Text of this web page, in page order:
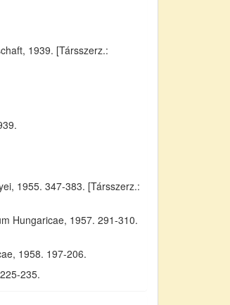
1939. [Társszerz.:
1955. 347-383. [Társszerz.:
Hungaricae, 1957. 291-310.
1958. 197-206.
235.